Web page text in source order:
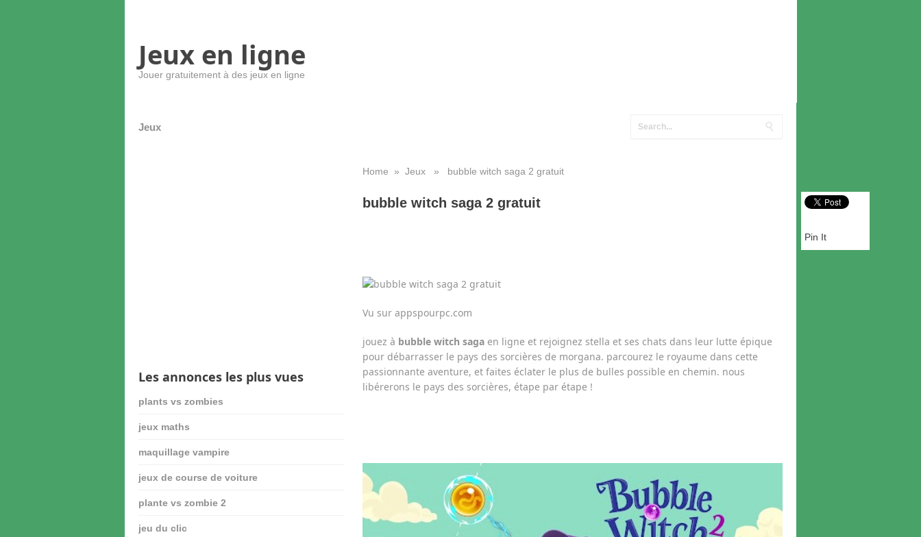
Jeux en ligne
Jouer gratuitement à des jeux en ligne
Jeux
Home » Jeux» bubble witch saga 2 gratuit
bubble witch saga 2 gratuit
Vu sur appspourpc.com
jouez à bubble witch sagaen ligne et rejoignez stella et ses chats dans leur lutte épique
pour débarrasser le pays des sorcières de morgana. parcourez le royaume dans cette
passionnante aventure, et faites éclater le plus de bulles possible en chemin. nous
libérerons le pays des sorcières, étape par étape !
Pin It
Les annonces les plus vues
plants vs zombies
jeux maths
maquillage vampire
jeux de course de voiture
plante vs zombie 2
jeu du clic